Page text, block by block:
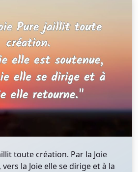
toute création. Par la Joie
la Joie elle se dirige et à la